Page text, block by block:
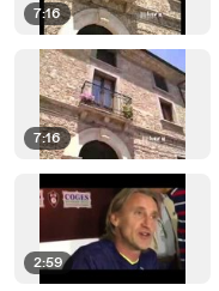
7:16
7:16
2:59